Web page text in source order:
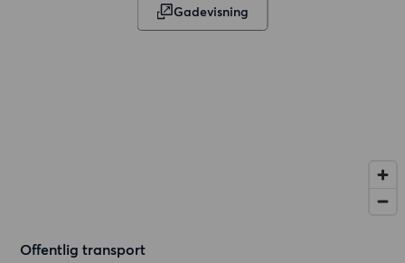
Gadevisning
Offentlig transport